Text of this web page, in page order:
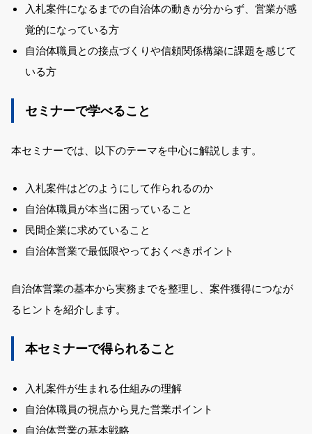
入札案件になるまでの自治体の動きが分からず、営業が感
覚的になっている方
自治体職員との接点づくりや信頼関係構築に課題を感じて
いる方
セミナーで学べること
本セミナーでは、以下のテーマを中心に解説します。
入札案件はどのようにして作られるのか
自治体職員が本当に困っていること
民間企業に求めていること
自治体営業で最低限やっておくべきポイント
自治体営業の基本から実務までを整理し、 案件獲得につなが
るヒント を紹介します。
本セミナーで得られること
入札案件が生まれる仕組みの理解
自治体職員の視点から見た営業ポイント
自治体営業の基本戦略